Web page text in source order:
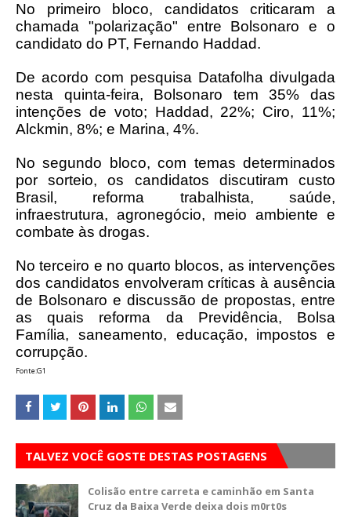
No primeiro bloco, candidatos criticaram a
chamada "polarização" entre Bolsonaro e o
candidato do PT, Fernando Haddad.
De acordo com pesquisa Datafolha divulgada
nesta quinta-feira, Bolsonaro tem 35% das
intenções de voto; Haddad, 22%; Ciro, 11%;
Alckmin, 8%; e Marina, 4%.
No segundo bloco, com temas determinados
por sorteio, os candidatos discutiram custo
Brasil, reforma trabalhista, saúde,
infraestrutura, agronegócio, meio ambiente e
combate às drogas.
No terceiro e no quarto blocos, as intervenções
dos candidatos envolveram críticas à ausência
de Bolsonaro e discussão de propostas, entre
as quais reforma da Previdência, Bolsa
Família, saneamento, educação, impostos e
corrupção.
Fonte:G1
TALVEZ VOCÊ GOSTE DESTAS POSTAGENS
Colisão entre carreta e caminhão em Santa
Cruz da Baixa Verde deixa dois m0rt0s